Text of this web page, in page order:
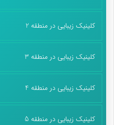
کلینیک زیبایی در منطقه 2
کلینیک زیبایی در منطقه 3
کلینیک زیبایی در منطقه 4
کلینیک زیبایی در منطقه 5